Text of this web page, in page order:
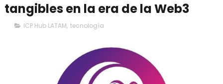
tangibles en la era de la Web3
ICP Hub LATAM, tecnología